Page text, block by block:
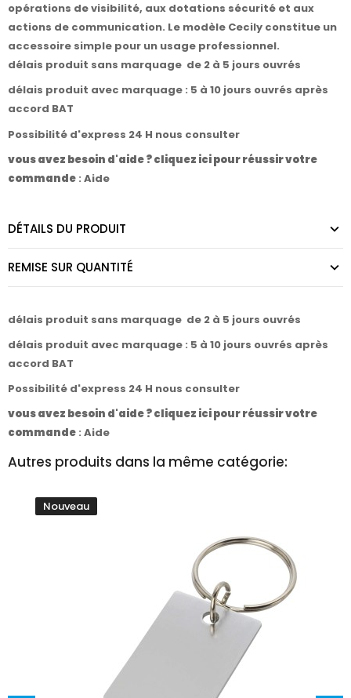
opérations de visibilité, aux dotations sécurité et aux
actions de communication. Le modèle Cecily constitue un
accessoire simple pour un usage professionnel.
délais produit sans marquage de 2 à 5 jours ouvrés
délais produit avec marquage : 5 à 10 jours ouvrés après
accord BAT
Possibilité d'express 24 H nous consulter
vous avez besoin d'aide ? cliquez ici pour réussir votre
commande : Aide
DÉTAILS DU PRODUIT
REMISE SUR QUANTITÉ
délais produit sans marquage de 2 à 5 jours ouvrés
délais produit avec marquage : 5 à 10 jours ouvrés après
accord BAT
Possibilité d'express 24 H nous consulter
vous avez besoin d'aide ? cliquez ici pour réussir votre
commande : Aide
Autres produits dans la même catégorie:
Nouveau